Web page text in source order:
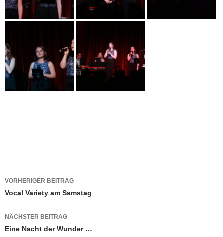
Beitrags-
Navigation
VORHERIGER BEITRAG
Vocal Variety am Samstag
NÄCHSTER BEITRAG
Eine Nacht der Wunder …